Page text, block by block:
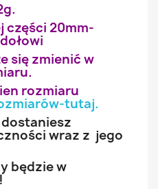
części 20mm-
się zmienić w
rozmiaru
tutaj.
dostaniesz
wraz z jego
będzie w